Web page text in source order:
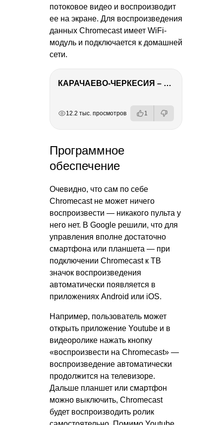
потоковое видео и воспроизводит
ее на экране. Для воспроизведения
данных Chromecast имеет WiFi-
модуль и подключается к домашней
сети.
КАРАЧАЕВО-ЧЕРКЕСИЯ – ПУТЕШЕСТВИЕ НА КАВКАЗ часть 2
12.2 тыс. просмотров 1
Программное
обеспечение
Очевидно, что сам по себе
Chromecast не может ничего
воспроизвести — никакого пульта у
него нет. В Google решили, что для
управления вполне достаточно
смартфона или планшета — при
подключении Chromecast к ТВ
значок воспроизведения
автоматически появляется в
приложениях Android или iOS.
Например, пользователь может
открыть приложение Youtube и в
видеоролике нажать кнопку
«воспроизвести на Chromecast» —
воспроизведение автоматически
продолжится на телевизоре.
Дальше планшет или смартфон
можно выключить, Chromecast
будет воспроизводить ролик